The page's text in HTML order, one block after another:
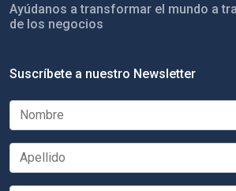
Ayúdanos a transformar el mundo a
de los negocios
Suscríbete a nuestro Newsletter